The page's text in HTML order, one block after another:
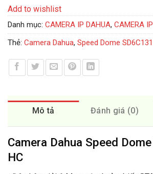
Add to wishlist
Danh mục: CAMERA IP DAHUA, CAMERA
Thẻ: Camera Dahua, Speed Dome
Mô tả Đánh giá (0)
Camera Dahua Speed
HC